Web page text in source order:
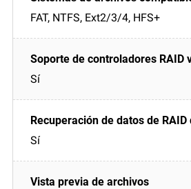
FAT, NTFS, Ext2/3/4, HFS+
Sí
Sí